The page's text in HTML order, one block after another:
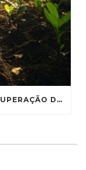
ERROS COMUNS NO PLANO DE RECUPERAÇÃO DE ÁREAS DEGRADADAS E COMO EVITÁ-LOS